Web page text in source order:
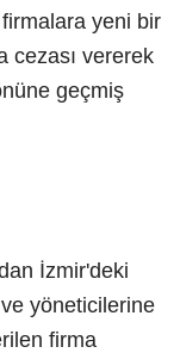
yeni bir
cezası vererek
geçmiş
İzmir'deki
yöneticilerine
firma